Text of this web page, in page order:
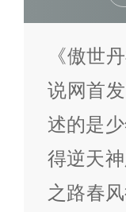
《傲世
说网首
述的是
得逆天
之路春